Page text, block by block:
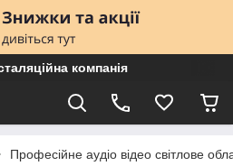
компанія
Професійне аудіо відео світлове